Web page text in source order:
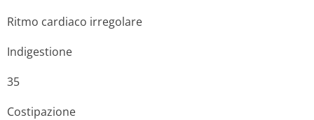
Ritmo cardiaco irregolare
Indigestione
35
Costipazione